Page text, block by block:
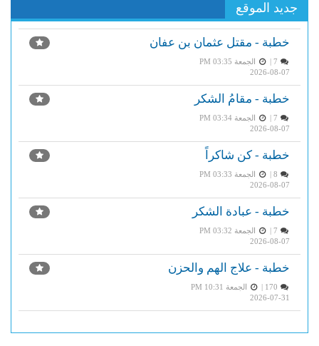
جديد الموقع
خطبة - مقتل عثمان بن عفان
الجمعة PM 03:35
2026-08-07
خطبة - مقامُ الشكر
الجمعة PM 03:34
2026-08-07
خطبة - كن شاكراً
الجمعة PM 03:33
2026-08-07
خطبة - عبادة الشكر
الجمعة PM 03:32
2026-08-07
خطبة - علاج الهم والحزن
الجمعة PM 10:31
2026-07-31